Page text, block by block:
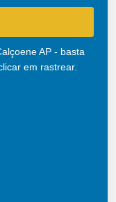
AP - basta
em rastrear.